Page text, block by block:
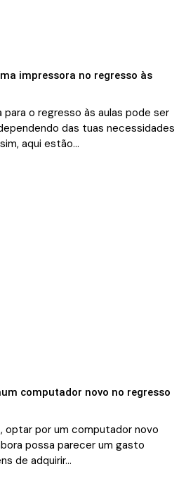
impressora no regresso às
para o regresso às aulas pode ser
das tuas necessidades
aqui estão…
computador novo no regresso
optar por um computador novo
possa parecer um gasto
de adquirir…